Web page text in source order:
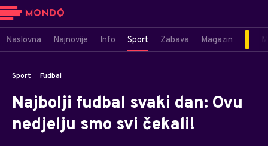
Naslovna Najnovije Info Sport Zabava Magazin
Sport Fudbal
Najbolji fudbal svaki dan: Ovu
nedjelju smo svi čekali!